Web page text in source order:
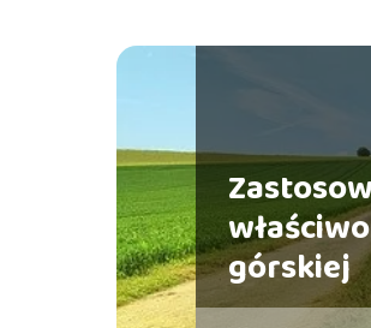
górskiej